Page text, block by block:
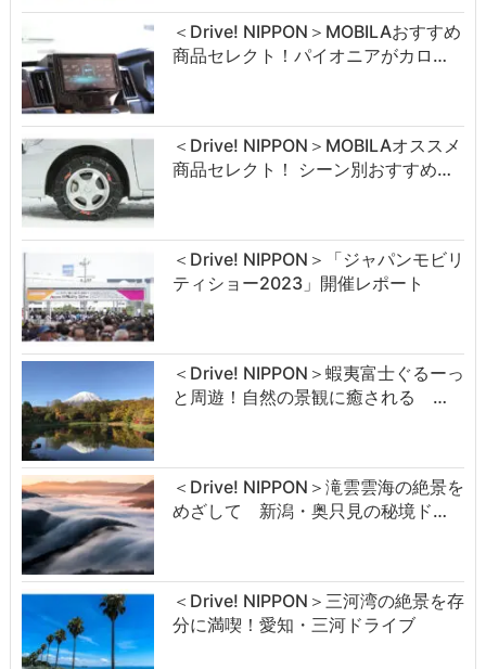
＜Drive! NIPPON＞MOBILAおすすめ
商品セレクト！パイオニアがカロ…
＜Drive! NIPPON＞MOBILAオススメ
商品セレクト！ シーン別おすすめ…
＜Drive! NIPPON＞「ジャパンモビリ
ティショー2023」開催レポート
＜Drive! NIPPON＞蝦夷富士ぐるーっ
と周遊！自然の景観に癒される …
＜Drive! NIPPON＞滝雲雲海の絶景を
めざして 新潟・奥只見の秘境ド…
＜Drive! NIPPON＞三河湾の絶景を存
分に満喫！愛知・三河ドライブ